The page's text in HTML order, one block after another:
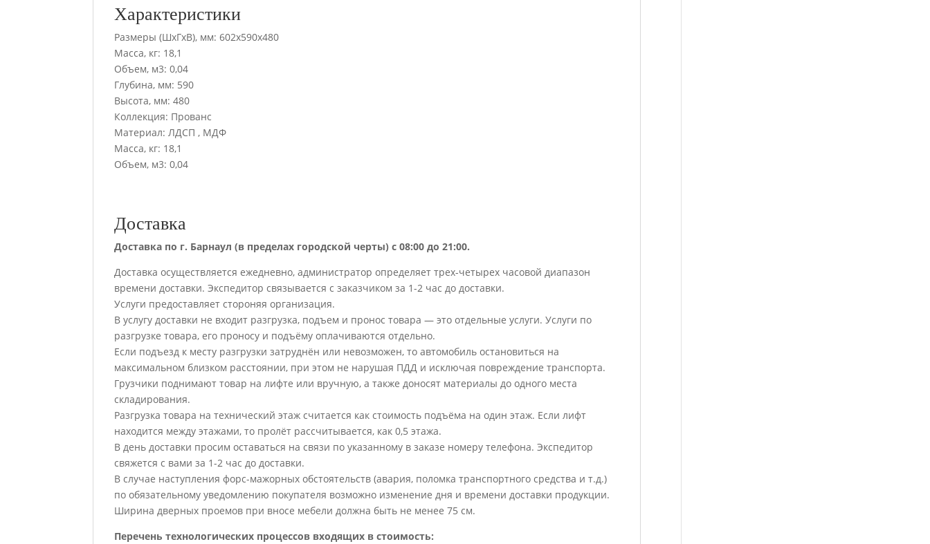
Характеристики
Размеры (ШхГхВ), мм: 602х590х480
Масса, кг: 18,1
Объем, м3: 0,04
Глубина, мм: 590
Высота, мм: 480
Коллекция: Прованс
Материал: ЛДСП , МДФ
Масса, кг: 18,1
Объем, м3: 0,04
Доставка
Доставка по г. Барнаул (в пределах городской черты) с 08:00 до 21:00.
Доставка осуществляется ежедневно, администратор определяет трех-четырех часовой диапазон
времени доставки. Экспедитор связывается с заказчиком за 1-2 час до доставки.
Услуги предоставляет стороняя организация.
В услугу доставки не входит разгрузка, подъем и пронос товара — это отдельные услуги. Услуги по
разгрузке товара, его проносу и подъёму оплачиваются отдельно.
Если подъезд к месту разгрузки затруднён или невозможен, то автомобиль остановиться на
максимальном близком расстоянии, при этом не нарушая ПДД и исключая повреждение транспорта.
Грузчики поднимают товар на лифте или вручную, а также доносят материалы до одного места
складирования.
Разгрузка товара на технический этаж считается как стоимость подъёма на один этаж. Если лифт
находится между этажами, то пролёт рассчитывается, как 0,5 этажа.
В день доставки просим оставаться на связи по указанному в заказе номеру телефона. Экспедитор
свяжется с вами за 1-2 час до доставки.
В случае наступления форс-мажорных обстоятельств (авария, поломка транспортного средства и т.д.)
по обязательному уведомлению покупателя возможно изменение дня и времени доставки продукции.
Ширина дверных проемов при вносе мебели должна быть не менее 75 см.
Перечень технологических процессов входящих в стоимость: